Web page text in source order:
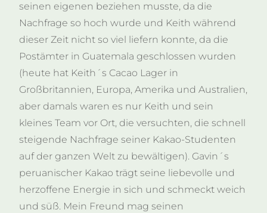
seinen eigenen beziehen musste, da die
Nachfrage so hoch wurde und Keith während
dieser Zeit nicht so viel liefern konnte, da die
Postämter in Guatemala geschlossen wurden
(heute hat Keith´s Cacao Lager in
Großbritannien, Europa, Amerika und Australien,
aber damals waren es nur Keith und sein
kleines Team vor Ort, die versuchten, die schnell
steigende Nachfrage seiner Kakao-Studenten
auf der ganzen Welt zu bewältigen). Gavin´s
peruanischer Kakao trägt seine liebevolle und
herzoffene Energie in sich und schmeckt weich
und süß. Mein Freund mag seinen